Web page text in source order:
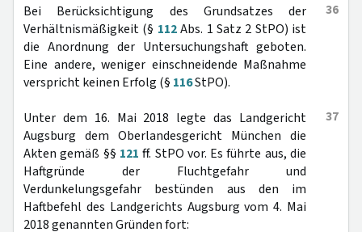
36
Bei Berücksichtigung des Grundsatzes der
Verhältnismäßigkeit (§ 112Abs. 1 Satz 2 StPO) ist
die Anordnung der Untersuchungshaft geboten.
Eine andere, weniger einschneidende Maßnahme
verspricht keinen Erfolg (§ 116StPO).
37
Unter dem 16. Mai 2018 legte das Landgericht
Augsburg dem Oberlandesgericht München die
Akten gemäß §§ 121 ff. StPO vor. Es führte aus, die
Haftgründe der Fluchtgefahr und
Verdunkelungsgefahr bestünden aus den im
Haftbefehl des Landgerichts Augsburg vom 4. Mai
2018 genannten Gründen fort: